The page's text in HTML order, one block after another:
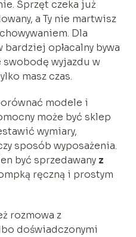
Sprzęt czeka już
a Ty nie martwisz
Dla
opłacalny bywa
swobodę wyjazdu w
masz czas.
modele i
może być sklep
wymiary,
sposób wyposażenia.
być sprzedawany z
ręczną i prostym
rozmowa z
doświadczonymi